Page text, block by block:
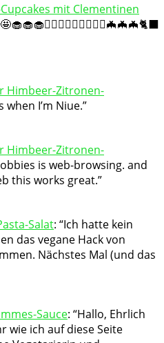
mit Clementinen
Himbeer-Zitronen-
when I’m Niue.”
Himbeer-Zitronen-
is web-browsing. and
this works great.”
Salat: “Ich hatte kein
das vegane Hack von
Nächstes Mal (und das
Sauce: “Hallo, Ehrlich
wie ich auf diese Seite